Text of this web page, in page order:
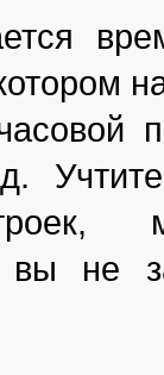
вы не